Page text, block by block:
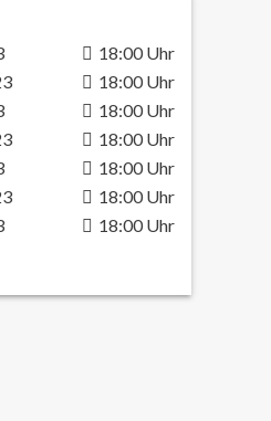
18:00 Uhr
18:00 Uhr
18:00 Uhr
18:00 Uhr
18:00 Uhr
18:00 Uhr
18:00 Uhr